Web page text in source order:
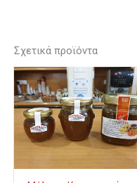
Σχετικά προϊόντα
το